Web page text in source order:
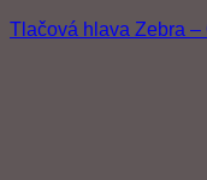
Tlačová hlava Zebra –